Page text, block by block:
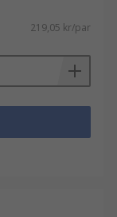
219,05 kr/par